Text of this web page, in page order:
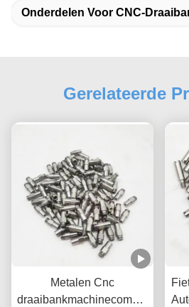
Onderdelen Voor CNC-
Gerelateerde
Metalen Cnc
draaibankmachinecomponenten